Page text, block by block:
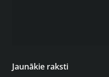
Jaunākie raksti